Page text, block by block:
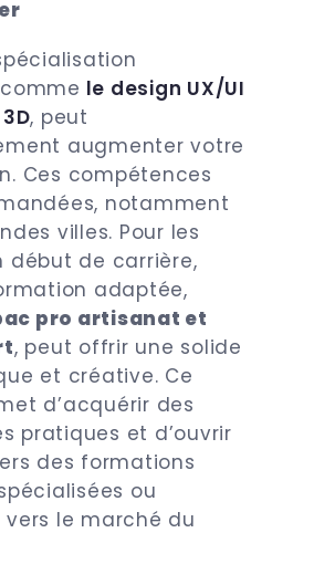
le design UX/UI
, peut
augmenter votre
Ces compétences
notamment
villes. Pour les
début de carrière,
adaptée,
pro artisanat et
, peut offrir une solide
et créative. Ce
d’acquérir des
pratiques et d’ouvrir
des formations
ou
le marché du